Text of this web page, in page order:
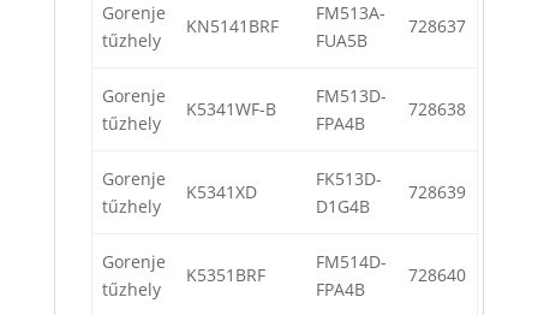
Gorenje
tűzhely
KN5141BRF
FM513A-
FUA5B
728637
Gorenje
tűzhely
K5341WF-B
FM513D-
FPA4B
728638
Gorenje
tűzhely
K5341XD
FK513D-
D1G4B
728639
Gorenje
tűzhely
K5351BRF
FM514D-
FPA4B
728640